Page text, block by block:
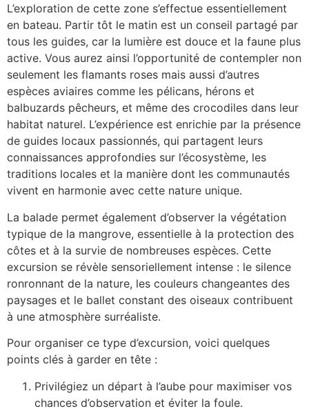
L’exploration de cette zone s’effectue essentiellement
en bateau. Partir tôt le matin est un conseil partagé par
tous les guides, car la lumière est douce et la faune plus
active. Vous aurez ainsi l’opportunité de contempler non
seulement les flamants roses mais aussi d’autres
espèces aviaires comme les pélicans, hérons et
balbuzards pêcheurs, et même des crocodiles dans leur
habitat naturel. L’expérience est enrichie par la présence
de guides locaux passionnés, qui partagent leurs
connaissances approfondies sur l’écosystème, les
traditions locales et la manière dont les communautés
vivent en harmonie avec cette nature unique.
La balade permet également d’observer la végétation
typique de la mangrove, essentielle à la protection des
côtes et à la survie de nombreuses espèces. Cette
excursion se révèle sensoriellement intense : le silence
ronronnant de la nature, les couleurs changeantes des
paysages et le ballet constant des oiseaux contribuent
à une atmosphère surréaliste.
Pour organiser ce type d’excursion, voici quelques
points clés à garder en tête :
Privilégiez un départ à l’aube pour maximiser vos
chances d’observation et éviter la foule.